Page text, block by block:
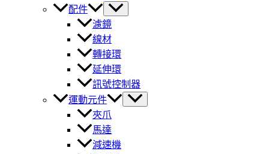
配件
濾鏡
線材
轉接環
延伸環
訊號控制器
運動元件
夾爪
馬達
減速機